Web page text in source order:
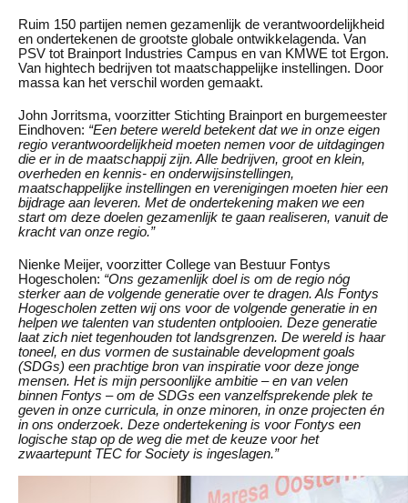
Ruim 150 partijen nemen gezamenlijk de verantwoordelijkheid
en ondertekenen de grootste globale ontwikkelagenda. Van
PSV tot Brainport Industries Campus en van KMWE tot Ergon.
Van hightech bedrijven tot maatschappelijke instellingen. Door
massa kan het verschil worden gemaakt.
John Jorritsma, voorzitter Stichting Brainport en burgemeester
Eindhoven: “Een betere wereld betekent dat we in onze eigen
regio verantwoordelijkheid moeten nemen voor de uitdagingen
die er in de maatschappij zijn. Alle bedrijven, groot en klein,
overheden en kennis- en onderwijsinstellingen,
maatschappelijke instellingen en verenigingen moeten hier een
bijdrage aan leveren. Met de ondertekening maken we een
start om deze doelen gezamenlijk te gaan realiseren, vanuit de
kracht van onze regio.”
Nienke Meijer, voorzitter College van Bestuur Fontys
Hogescholen: “Ons gezamenlijk doel is om de regio nóg
sterker aan de volgende generatie over te dragen. Als Fontys
Hogescholen zetten wij ons voor de volgende generatie in en
helpen we talenten van studenten ontplooien. Deze generatie
laat zich niet tegenhouden tot landsgrenzen. De wereld is haar
toneel, en dus vormen de sustainable development goals
(SDGs) een prachtige bron van inspiratie voor deze jonge
mensen. Het is mijn persoonlijke ambitie – en van velen
binnen Fontys – om de SDGs een vanzelfsprekende plek te
geven in onze curricula, in onze minoren, in onze projecten én
in ons onderzoek. Deze ondertekening is voor Fontys een
logische stap op de weg die met de keuze voor het
zwaartepunt TEC for Society is ingeslagen.”